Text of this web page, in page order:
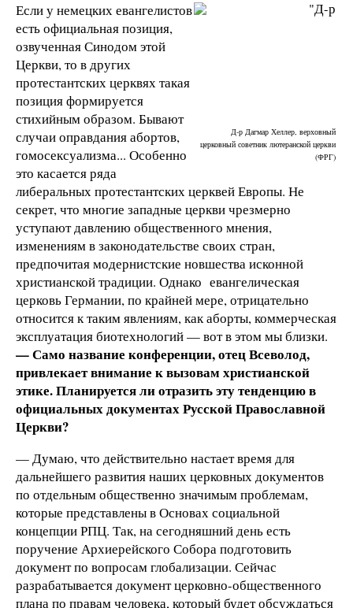
Д-р Дагмар Хеллер, верховный
церковный советник лютеранской церкви
(ФРГ)
Если у немецких евангелистов
есть официальная позиция,
озвученная Синодом этой
Церкви, то в других
протестантских церквях такая
позиция формируется
стихийным образом. Бывают
случаи оправдания абортов,
гомосексуализма... Особенно
это касается ряда
либеральных протестантских церквей Европы. Не
секрет, что многие западные церкви чрезмерно
уступают давлению общественного мнения,
изменениям в законодательстве своих стран,
предпочитая модернистские новшества исконной
христианской традиции. Однако евангелическая
церковь Германии, по крайней мере, отрицательно
относится к таким явлениям, как аборты, коммерческая
эксплуатация биотехнологий — вот в этом мы близки.
— Само название конференции, отец Всеволод,
привлекает внимание к вызовам христианской
этике. Планируется ли отразить эту тенденцию в
официальных документах Русской Православной
Церкви?
— Думаю, что действительно настает время для
дальнейшего развития наших церковных документов
по отдельным общественно значимым проблемам,
которые представлены в Основах социальной
концепции РПЦ. Так, на сегодняшний день есть
поручение Архиерейского Собора подготовить
документ по вопросам глобализации. Сейчас
разрабатывается документ церковно-общественного
плана по правам человека, который будет обсуждаться